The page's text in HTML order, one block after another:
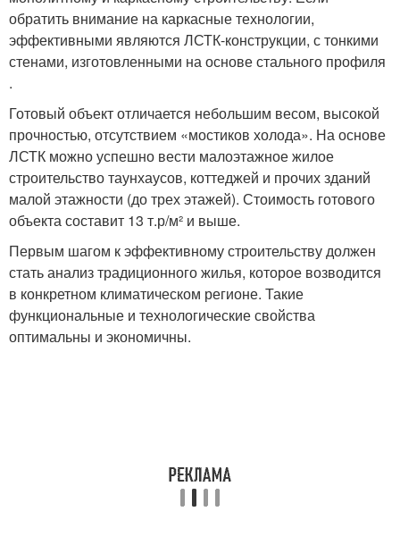
обратить внимание на каркасные технологии,
эффективными являются ЛСТК-конструкции, с тонкими
стенами, изготовленными на основе стального профиля
.
Готовый объект отличается небольшим весом, высокой
прочностью, отсутствием «мостиков холода». На основе
ЛСТК можно успешно вести малоэтажное жилое
строительство таунхаусов, коттеджей и прочих зданий
малой этажности (до трех этажей). Стоимость готового
объекта составит 13 т.р/м² и выше.
Первым шагом к эффективному строительству должен
стать анализ традиционного жилья, которое возводится
в конкретном климатическом регионе. Такие
функциональные и технологические свойства
оптимальны и экономичны.